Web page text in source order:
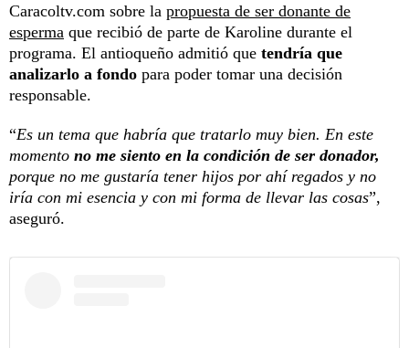
Caracoltv.com sobre la propuesta de ser donante de
esperma que recibió de parte de Karoline durante el
programa. El antioqueño admitió que tendría que
analizarlo a fondo para poder tomar una decisión
responsable.
“Es un tema que habría que tratarlo muy bien. En este
momento no me siento en la condición de ser donador,
porque no me gustaría tener hijos por ahí regados y no
iría con mi esencia y con mi forma de llevar las cosas”,
aseguró.